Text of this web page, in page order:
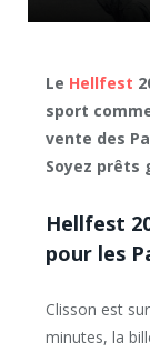
Le Hellfest
sport
vente des
Soyez prêts
Hellfest
pour les
Clisson est
minutes, la